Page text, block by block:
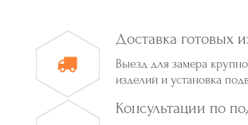
Доставка готовых
Выезд для замера
изделий и установка
Консультации по